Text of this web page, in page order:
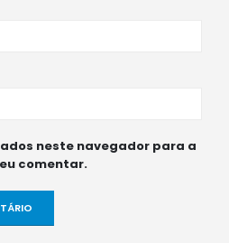
neste navegador para a
comentar.